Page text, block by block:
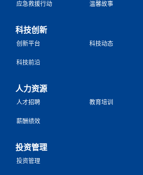
应急救援行动 温馨故事
科技创新
创新平台 科技动态
科技前沿
人力资源
人才招聘 教育培训
薪酬绩效
投资管理
投资管理